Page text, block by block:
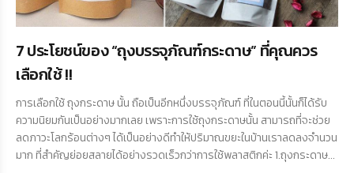
7 ประโยชน์ของ “ถุงบรรจุภัณฑ์กระดาษ” ที่คุณควร
เลือกใช้ !!
การเลือกใช้ ถุงกระดาษ นั้น ถือเป็นอีกหนึ่งบรรจุภัณฑ์ ที่ในตอนนี้นั้นก็ได้รับ
ความนิยมกันเป็นอย่างมากเลย เพราะการใช้ถุงกระดาษนั้น สามารถที่จะช่วย
ลดภาวะโลกร้อนต่างๆ ได้เป็นอย่างดีทำให้ปริมาณขยะในบ้านเราลดลงจำนวน
มาก ที่สำคัญย่อยสลายได้อย่างรวดเร็วกว่าการใช้พลาสติกค่ะ 1.ถุงกระดาษ...